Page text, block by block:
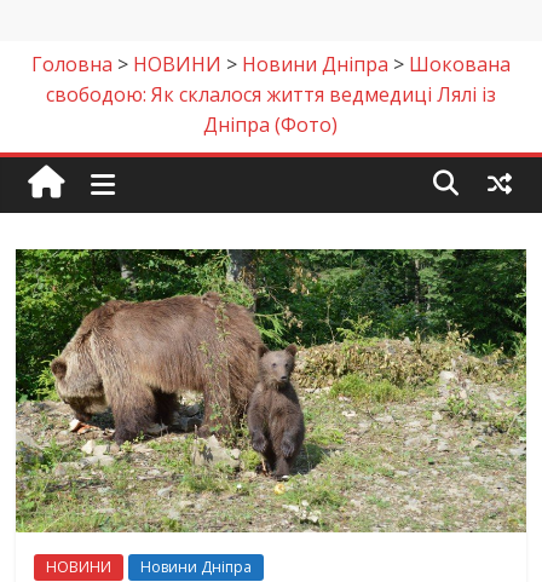
Головна > НОВИНИ > Новини Дніпра > Шокована
свободою: Як склалося життя ведмедиці Лялі із
Дніпра (Фото)
НОВИНИ Новини Дніпра